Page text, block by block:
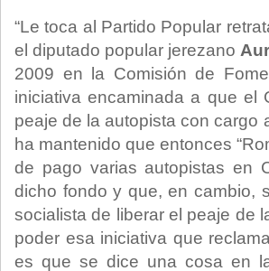
“Le toca al Partido Popular
el diputado popular jerezano
2009 en la Comisión de
iniciativa encaminada a que el
peaje de la autopista con cargo
ha mantenido que entonces
de pago varias autopistas en
dicho fondo y que, en cambio,
socialista de liberar el peaje de
poder esa iniciativa que
es que se dice una cosa en